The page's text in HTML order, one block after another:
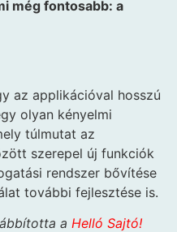
még fontosabb: a
az applikációval hosszú
olyan kényelmi
túlmutat az
szerepel új funkciók
rendszer bővítése
további fejlesztése is.
a Helló Sajtó!